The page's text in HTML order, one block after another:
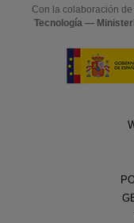
Con la colaboración
Tecnología —